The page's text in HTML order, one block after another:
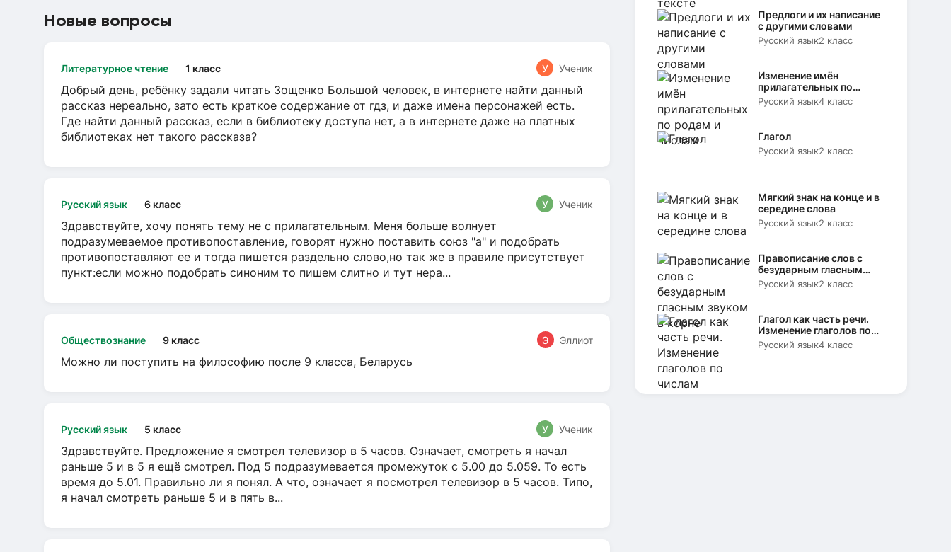
Предлоги и их написание
с другими словами
Русский язык2 класс
Изменение имён
прилагательных по
родам и числам
Русский язык4 класс
Глагол
Русский язык2 класс
Мягкий знак на конце и в
середине слова
Русский язык2 класс
Правописание слов с
безударным гласным
звуком в корне
Русский язык2 класс
Глагол как часть речи.
Изменение глаголов по
числам
Русский язык4 класс
Новые вопросы
Литературное чтение 1 класс У Ученик
Добрый день, ребёнку задали читать Зощенко Большой человек, в интернете найти данный
рассказ нереально, зато есть краткое содержание от гдз, и даже имена персонажей есть.
Где найти данный рассказ, если в библиотеку доступа нет, а в интернете даже на платных
библиотеках нет такого рассказа?
Русский язык 6 класс У Ученик
Здравствуйте, хочу понять тему не с прилагательным. Меня больше волнует
подразумеваемое противопоставление, говорят нужно поставить союз "а" и подобрать
противопоставляют ее и тогда пишется раздельно слово,но так же в правиле присутствует
пункт:если можно подобрать синоним то пишем слитно и тут нера...
Обществознание 9 класс Э Эллиот
Можно ли поступить на философию после 9 класса, Беларусь
Русский язык 5 класс У Ученик
Здравствуйте. Предложение я смотрел телевизор в 5 часов. Означает, смотреть я начал
раньше 5 и в 5 я ещё смотрел. Под 5 подразумевается промежуток с 5.00 до 5.059. То есть
время до 5.01. Правильно ли я понял. А что, означает я посмотрел телевизор в 5 часов. Типо,
я начал смотреть раньше 5 и в пять в...